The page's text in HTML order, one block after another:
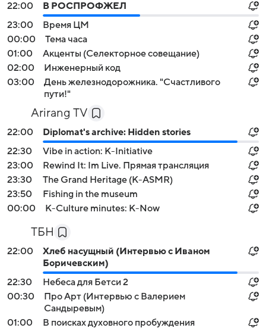
22:00
В РОСПРОФЖЕЛ
23:00
Время ЦМ
00:00
Тема часа
01:00
Акценты (Селекторное совещание)
02:00
Инженерный код
03:00
День железнодорожника. "Счастливого
пути!"
Arirang TV
22:00
Diplomat's archive: Hidden stories
22:30
Vibe in action: K-Initiative
23:00
Rewind It: Im Live. Прямая трансляция
23:30
The Grand Heritage (K-ASMR)
23:50
Fishing in the museum
00:00
K-Culture minutes: K-Now
ТБН
22:00
Хлеб насущный (Интервью с Иваном
Боричевским)
22:30
Небеса для Бетси 2
00:30
Про Арт (Интервью с Валерием
Сандыревым)
01:00
В поисках духовного пробуждения